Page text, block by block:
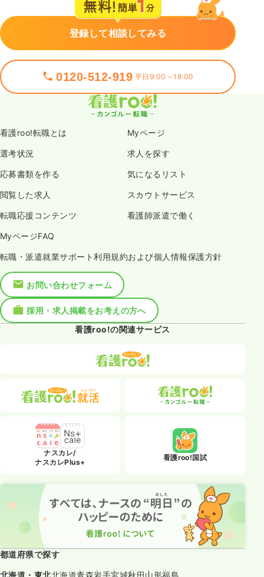
登録して相談してみる
0120-512-919 平日9:00～18:00
看護roo!転職とは Myページ
選考状況 求人を探す
応募書類を作る 気になるリスト
閲覧した求人 スカウトサービス
転職応援コンテンツ 看護師派遣で働く
MyページFAQ
転職・派遣就業サポート利用規約および個人情報保護方針
お問い合わせフォーム
採用・求人掲載をお考えの方へ
看護roo!の関連サービス
ナスカレ/
ナスカレPlus+
看護roo!国試
都道府県で探す